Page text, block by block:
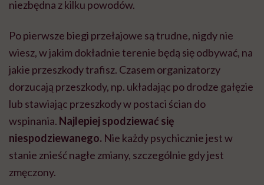
niezbędna z kilku powodów.
Po pierwsze biegi przełajowe są trudne, nigdy nie
wiesz, w jakim dokładnie terenie będą się odbywać, na
jakie przeszkody trafisz. Czasem organizatorzy
dorzucają przeszkody, np. układając po drodze gałęzie
lub stawiając przeszkody w postaci ścian do
wspinania. Najlepiej spodziewać się
niespodziewanego. Nie każdy psychicznie jest w
stanie znieść nagłe zmiany, szczególnie gdy jest
zmęczony.